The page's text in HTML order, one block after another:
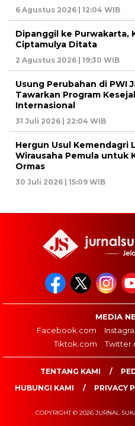
6 Agustus 2026 | 12:04 WIB
Dipanggil ke Purwakarta,
Ciptamulya Ditata
2 Agustus 2026 | 19:30 WIB
Usung Perubahan di PWI
Tawarkan Program
Internasional
31 Juli 2026 | 22:04 WIB
Hergun Usul Kemendagri
Wirausaha Pemula untuk
Ormas
30 Juli 2026 | 15:09 WIB
MEDIA
Facebook.com
Tiktok.com
TENTANG KAMI
HUBUNGI KAMI
PRIVACY
COPYRIGHT © 2026 JURNAL